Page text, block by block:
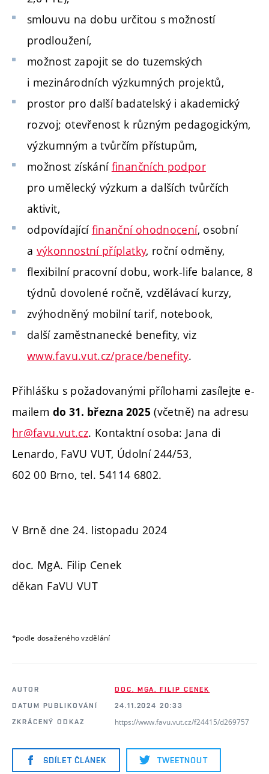
smlouvu na dobu určitou s možností
prodloužení,
možnost zapojit se do tuzemských
i mezinárodních výzkumných projektů,
prostor pro další badatelský i akademický
rozvoj; otevřenost k různým pedagogickým,
výzkumným a tvůrčím přístupům,
možnost získání finančních podpor
pro umělecký výzkum a dalších tvůrčích
aktivit,
odpovídající finanční ohodnocení, osobní
a výkonnostní příplatky, roční odměny,
flexibilní pracovní dobu, work-life balance, 8
týdnů dovolené ročně, vzdělávací kurzy,
zvýhodněný mobilní tarif, notebook,
další zaměstnanecké benefity, viz
www.favu.vut.cz/prace/benefity.
Přihlášku s požadovanými přílohami zasílejte e-
mailem do 31. března 2025 (včetně) na adresu
hr@favu.vut.cz. Kontaktní osoba: Jana di
Lenardo, FaVU VUT, Údolní 244/53,
602 00 Brno, tel. 54114 6802.
V Brně dne 24. listopadu 2024
doc. MgA. Filip Cenek
děkan FaVU VUT
*podle dosaženého vzdělání
AUTOR
DOC. MGA. FILIP CENEK
DATUM PUBLIKOVÁNÍ
24.11.2024 20:33
ZKRÁCENÝ ODKAZ
https://www.favu.vut.cz/f24415/d269757
SDÍLET ČLÁNEK TWEETNOUT